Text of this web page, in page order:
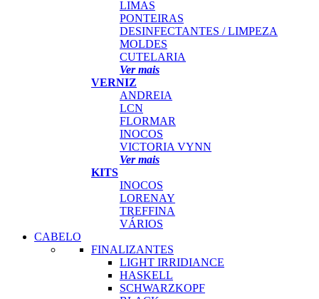
LIMAS
PONTEIRAS
DESINFECTANTES / LIMPEZA
MOLDES
CUTELARIA
Ver mais
VERNIZ
ANDREIA
LCN
FLORMAR
INOCOS
VICTORIA VYNN
Ver mais
KITS
INOCOS
LORENAY
TREFFINA
VÁRIOS
CABELO
FINALIZANTES
LIGHT IRRIDIANCE
HASKELL
SCHWARZKOPF